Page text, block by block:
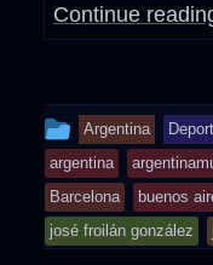
Continue
This
entry
was
posted
in
Argentina
argentina
Barcelona
buenos
josé froilán gonzález